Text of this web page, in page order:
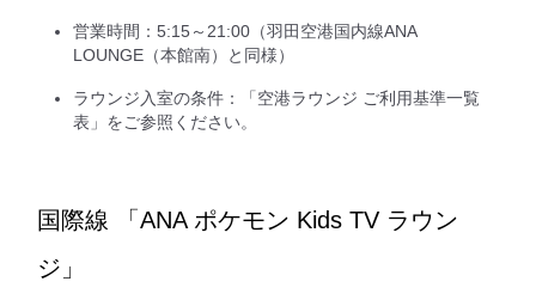
営業時間：5:15～21:00（羽田空港国内線ANA
LOUNGE（本館南）と同様）
ラウンジ入室の条件：「空港ラウンジ ご利用基準一覧
表」をご参照ください。
国際線 「ANA ポケモン Kids TV ラウン
ジ」